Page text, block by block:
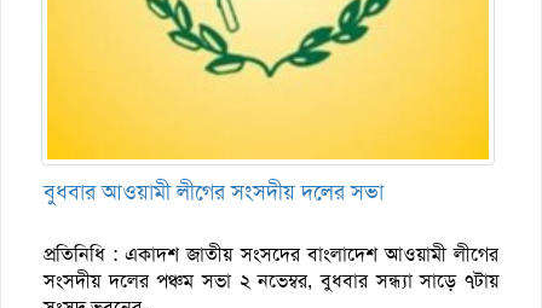
বুধবার আওয়ামী লীগের সংসদীয় দলের সভা
প্রতিনিধি : একাদশ জাতীয় সংসদের বাংলাদেশ আওয়ামী লীগের
সংসদীয় দলের পঞ্চম সভা ২ নভেম্বর, বুধবার সন্ধ্যা সাড়ে ৭টায়